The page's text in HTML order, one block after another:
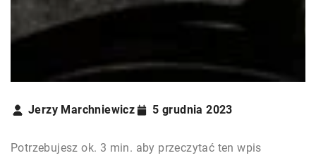
Jerzy Marchniewicz 5 grudnia 2023
Potrzebujesz ok. 3 min. aby przeczytać ten wpis